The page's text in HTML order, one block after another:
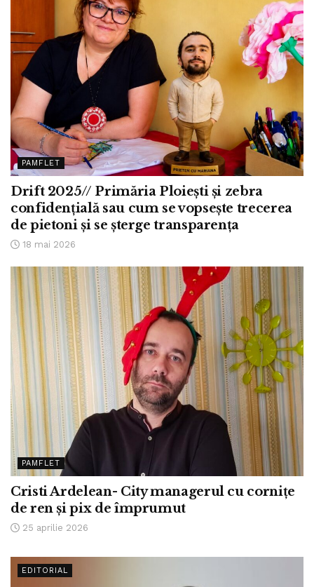
PAMFLET
Drift 2025// Primăria Ploiești și zebra
confidențială sau cum se vopsește trecerea
de pietoni și se șterge transparența
18 mai 2026
PAMFLET
Cristi Ardelean- City managerul cu cornițe
de ren și pix de împrumut
25 aprilie 2026
EDITORIAL